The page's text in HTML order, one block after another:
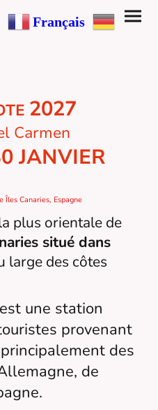
2027
Carmen
JANVIER
Îles Canaries, Espagne
plus orientale de
situé dans
large des côtes
est une station
provenant
des
de
Français